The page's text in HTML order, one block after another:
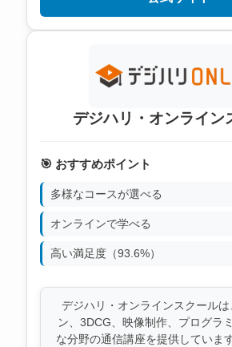
デジハリ・オンライン
🎯 おすすめポイント
多様なコースが選べる
オンラインで学べる
高い満足度（93.6%）
デジハリ・オンラインスクールは
ン、3DCG、映像制作、プログラ
な分野の通信講座を提供していま